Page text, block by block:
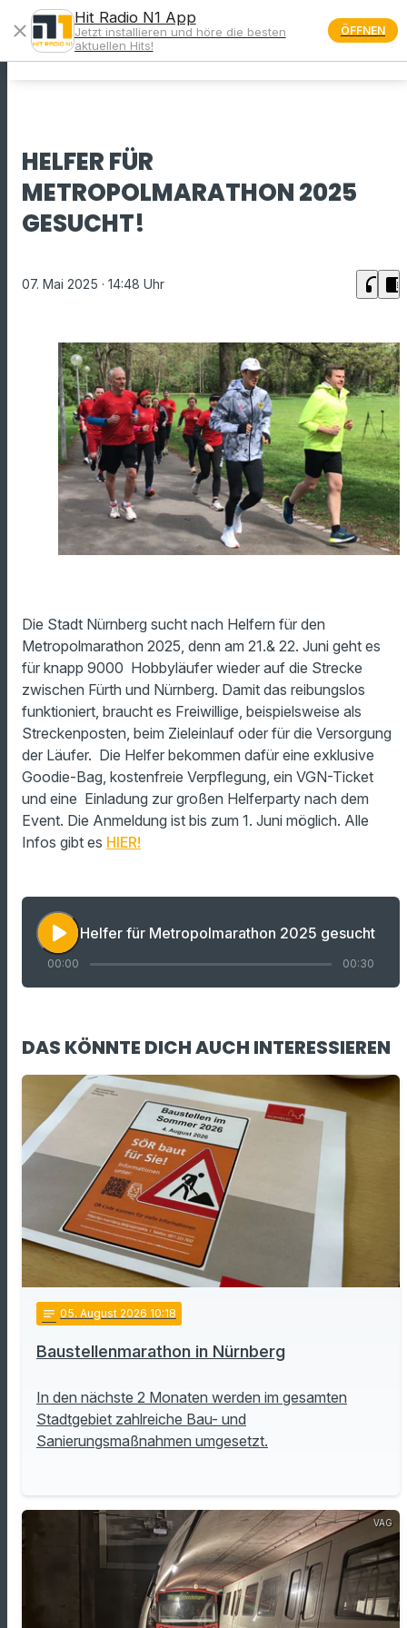
menu
HELFER FÜR
METROPOLMARATHON 2025
GESUCHT!
07. Mai 2025 · 14:48 Uhr headphones chrome_reader_mode
Die Stadt Nürnberg sucht nach Helfern für den
Metropolmarathon 2025, denn am 21.& 22. Juni geht es
für knapp 9000 Hobbyläufer wieder auf die Strecke
zwischen Fürth und Nürnberg. Damit das reibungslos
funktioniert, braucht es Freiwillige, beispielsweise als
Streckenposten, beim Zieleinlauf oder für die Versorgung
der Läufer. Die Helfer bekommen dafür eine exklusive
Goodie-Bag, kostenfreie Verpflegung, ein VGN-Ticket
und eine Einladung zur großen Helferparty nach dem
Event. Die Anmeldung ist bis zum 1. Juni möglich. Alle
Infos gibt es HIER!
play_arrow Helfer für Metropolmarathon 2025 gesucht
00:00 00:30
DAS KÖNNTE DICH AUCH INTERESSIEREN
notes 05. August 2026 10:18
Baustellenmarathon in Nürnberg
In den nächste 2 Monaten werden im gesamten
Stadtgebiet zahlreiche Bau- und
Sanierungsmaßnahmen umgesetzt.
VAG
close
Hit Radio N1 App
Jetzt installieren und höre die besten
aktuellen Hits!
ÖFFNEN